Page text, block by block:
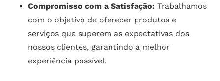
Compromisso com a Satisfação: Trabalhamos
com o objetivo de oferecer produtos e
serviços que superem as expectativas dos
nossos clientes, garantindo a melhor
experiência possível.